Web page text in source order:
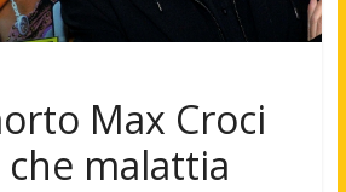
Max Croci
che malattia